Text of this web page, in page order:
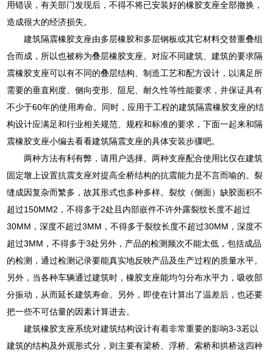
用错误，有关部门发现后，不得不将已安装好的橡胶支座全部撤换，
造成很大的经济损失。
建筑隔震橡胶支座由多层橡胶和多层钢板或其它材料交替重叠组
合而成，所以也被称为叠层橡胶支座。对应不同建筑、建筑的要求隔
震橡胶支座可以有不同的叠层结构、制造工艺和配方设计，以满足所
需要的垂直刚度、侧向变形、阻尼、耐久性等性能要求，并保证具有
不少于60年的使用寿命。同时，应用于工程的建筑隔震橡胶支座的结
构设计应满足和行业相关规范、规程和标准的要求，下面一起来和隔
震橡胶支座小编去看看建筑隔震支座的具体安装步骤吧。
两种方法有利有弊，请用户选择。两种支座配合使用比仅在建筑
固定墩上设置抗震支座对提高全桥结构的抗震能力是不言而喻的。裂
缝成因复杂而繁多，故其形式也多种多样。裂纹（侧面）缺胶面积不
超过150MM2，不得多于2处且内部嵌件不许外露裂纹长度不超过
30MM，深度不超过3MM，不得多于裂纹长度不超过30MM，深度不
超过3MM，不得多于3处另外，产品的检测频次不能太低，包括成品
的检测，通过检测记录要能真实地反映产品及生产过程的质量水平。
另外，当各种车辆通过建筑时，橡胶支座能均匀分布水平力，吸收部
分振动，从而延长建筑寿命。另外，即使在计算出了温差后，也还要
把一些不可估量的因素计算进去。
建筑橡胶支座系统对建筑结构设计有着非常重要的影响3-3若以
建筑的结构及外观形式分，则主要有梁桥、浮桥、索桥和拱桥这四种